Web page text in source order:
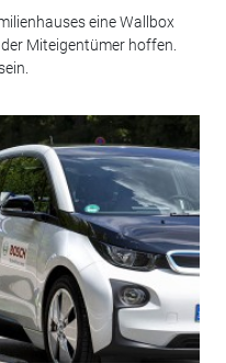
eine Wallbox
Miteigentümer hoffen.